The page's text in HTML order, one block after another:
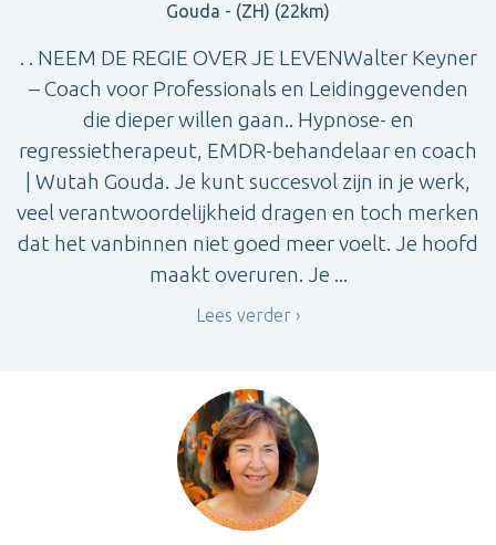
Gouda - (ZH) (22km)
. . NEEM DE REGIE OVER JE LEVENWalter Keyner
– Coach voor Professionals en Leidinggevenden
die dieper willen gaan.. Hypnose- en
regressietherapeut, EMDR-behandelaar en coach
| Wutah Gouda. Je kunt succesvol zijn in je werk,
veel verantwoordelijkheid dragen en toch merken
dat het vanbinnen niet goed meer voelt. Je hoofd
maakt overuren. Je ...
Lees verder